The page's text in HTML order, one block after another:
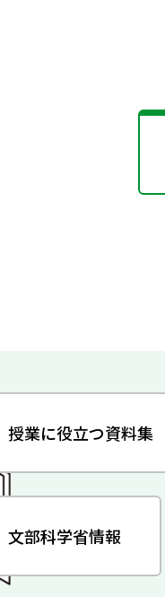
授業に役立つ資料集
文部科学省情報